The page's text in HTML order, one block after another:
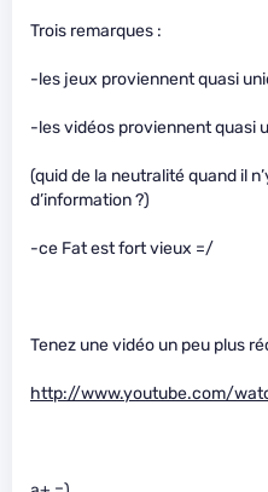
Trois remarques :
-les jeux proviennent quasi
-les vidéos proviennent quasi
(quid de la neutralité quand il
d’information ?)
-ce Fat est fort vieux =/
Tenez une vidéo un peu plus
http://www.youtube.com/